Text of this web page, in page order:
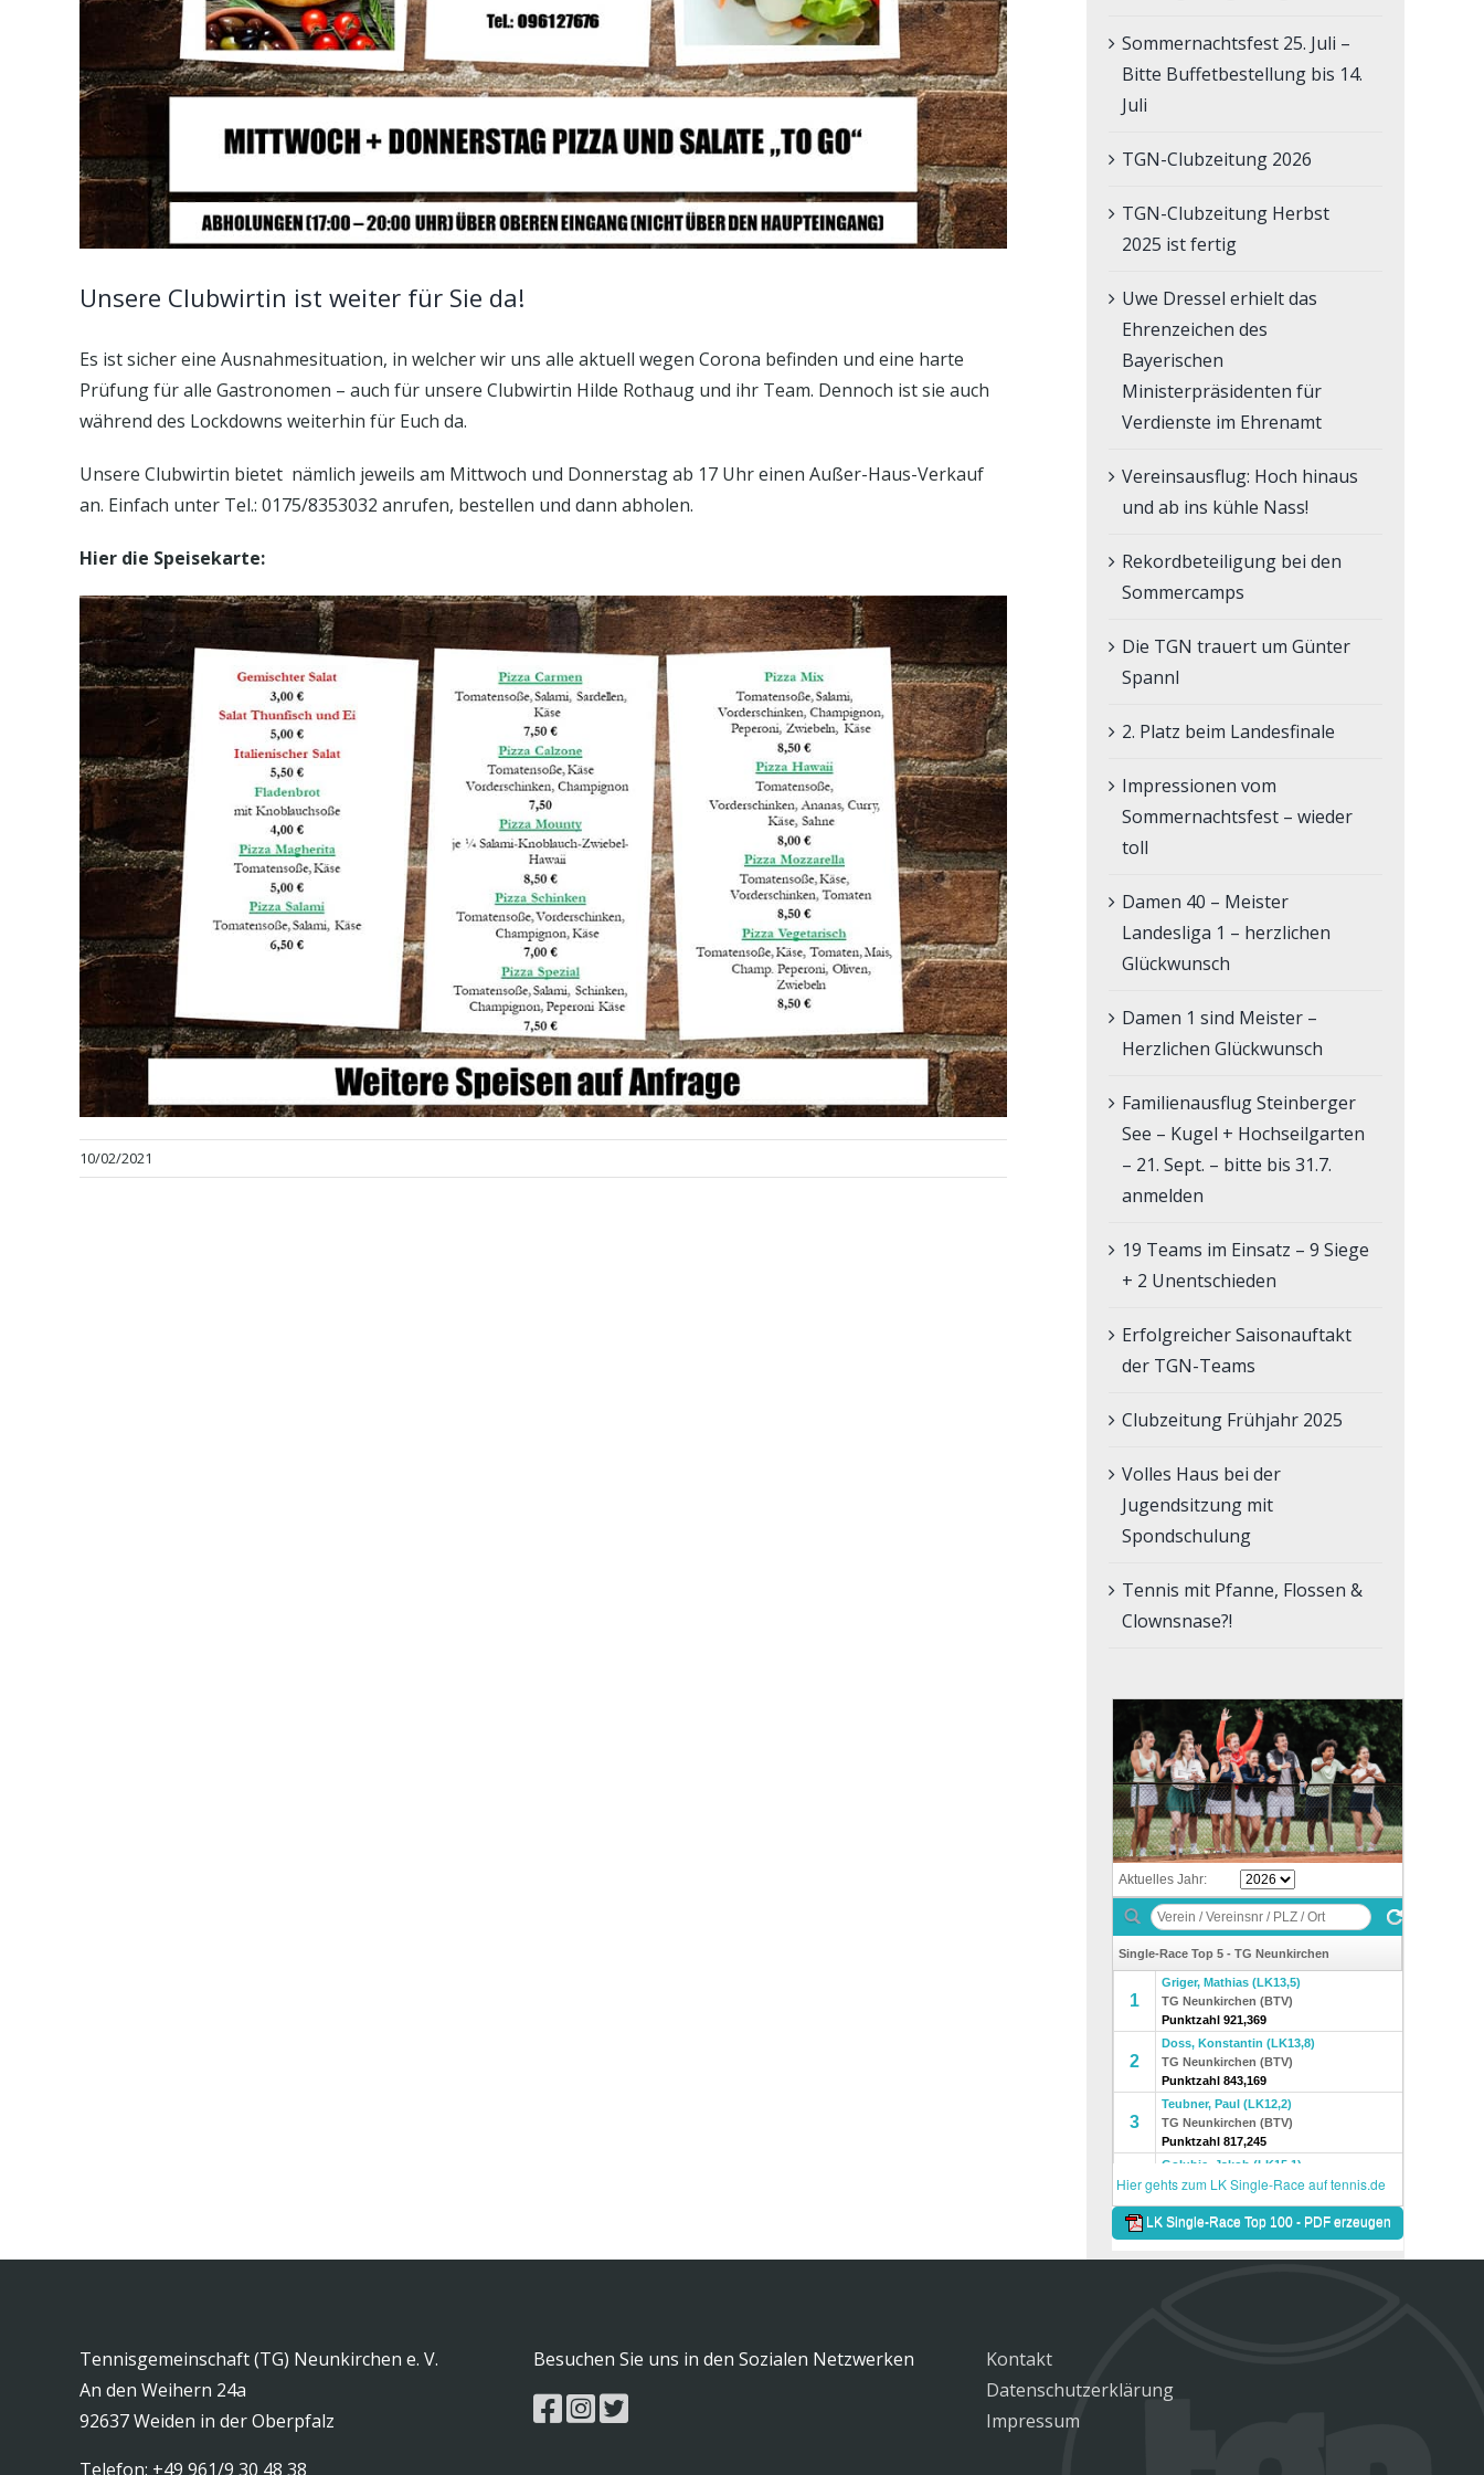
Unsere Clubwirtin ist weiter für Sie da!
Es ist sicher eine Ausnahmesituation, in welcher wir uns alle aktuell wegen Corona befinden und eine harte
Prüfung für alle Gastronomen – auch für unsere Clubwirtin Hilde Rothaug und ihr Team. Dennoch ist sie auch
während des Lockdowns weiterhin für Euch da.
Unsere Clubwirtin bietet nämlich jeweils am Mittwoch und Donnerstag ab 17 Uhr einen Außer-Haus-Verkauf
an. Einfach unter Tel.: 0175/8353032 anrufen, bestellen und dann abholen.
Hier die Speisekarte:
10/02/2021
Sommernachtsfest 25. Juli –
Bitte Buffetbestellung bis 14.
Juli
TGN-Clubzeitung 2026
TGN-Clubzeitung Herbst
2025 ist fertig
Uwe Dressel erhielt das
Ehrenzeichen des
Bayerischen
Ministerpräsidenten für
Verdienste im Ehrenamt
Vereinsausflug: Hoch hinaus
und ab ins kühle Nass!
Rekordbeteiligung bei den
Sommercamps
Die TGN trauert um Günter
Spannl
2. Platz beim Landesfinale
Impressionen vom
Sommernachtsfest – wieder
toll
Damen 40 – Meister
Landesliga 1 – herzlichen
Glückwunsch
Damen 1 sind Meister –
Herzlichen Glückwunsch
Familienausflug Steinberger
See – Kugel + Hochseilgarten
– 21. Sept. – bitte bis 31.7.
anmelden
19 Teams im Einsatz – 9 Siege
+ 2 Unentschieden
Erfolgreicher Saisonauftakt
der TGN-Teams
Clubzeitung Frühjahr 2025
Volles Haus bei der
Jugendsitzung mit
Spondschulung
Tennis mit Pfanne, Flossen &
Clownsnase?!
Tennisgemeinschaft (TG) Neunkirchen e. V.
An den Weihern 24a
92637 Weiden in der Oberpfalz
Telefon: +49 961/9 30 48 38
Besuchen Sie uns in den Sozialen Netzwerken
Kontakt
Datenschutzerklärung
Impressum